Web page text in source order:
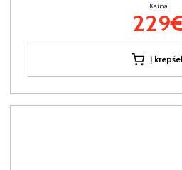
Kaina:
Į